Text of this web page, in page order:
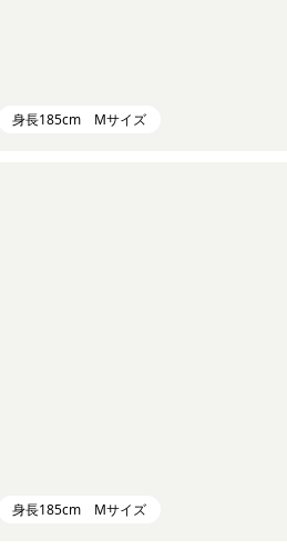
身長185cm Mサイズ
身長185cm Mサイズ